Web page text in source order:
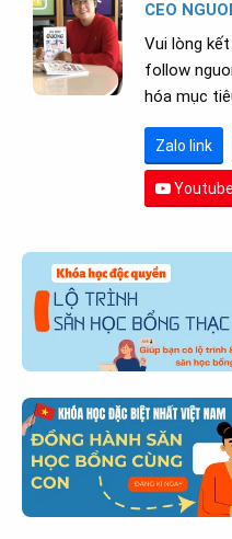
CEO
Vui lòng
follow
hóa mục
Zalo link
Youtube